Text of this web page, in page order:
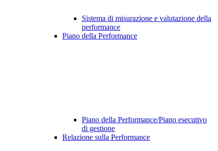
Sistema di misurazione e valutazione della
performance
Piano della Performance
Piano della Performance/Piano esecutivo
di gestione
Relazione sulla Performance